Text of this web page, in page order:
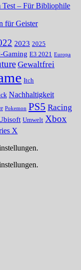
– Für Bibliophile
für Geister
2023 2025
Gaming E3 2021 Europa
Gewaltfrei
Itch
Nachhaltigkeit
Pokemon PS5 Racing
Umwelt Xbox
X